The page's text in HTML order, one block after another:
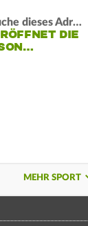
Uwe Rösler: "Brauche dieses Adrenalin"
DIE
MEHR SPORT